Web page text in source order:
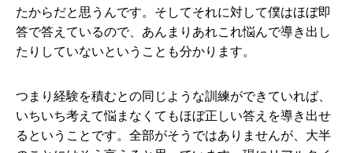
たからだと思うんです。そしてそれに対して僕はほぼ即
答で答えているので、あんまりあれこれ悩んで導き出し
たりしていないということも分かります。
つまり経験を積むとの同じような訓練ができていれば、
いちいち考えて悩まなくてもほぼ正しい答えを導き出せ
るということです。全部がそうではありませんが、大半